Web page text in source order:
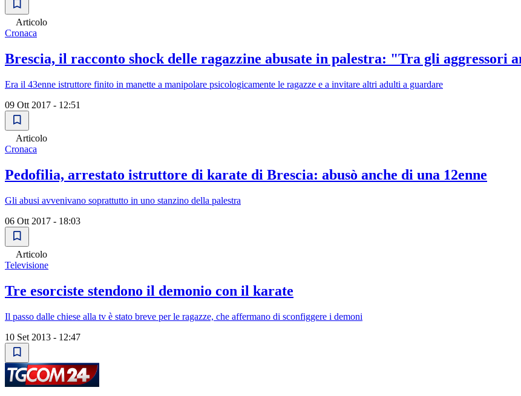
Articolo
Cronaca
Brescia, il racconto shock delle ragazzine abusate in palestra: "Tra gli aggressori
Era il 43enne istruttore finito in manette a manipolare psicologicamente le ragazze e a invitare altri adulti a guardare
09 Ott 2017 - 12:51
Articolo
Cronaca
Pedofilia, arrestato istruttore di karate di Brescia: abusò anche di una 12enne
Gli abusi avvenivano soprattutto in uno stanzino della palestra
06 Ott 2017 - 18:03
Articolo
Televisione
Tre esorciste stendono il demonio con il karate
Il passo dalle chiese alla tv è stato breve per le ragazze, che affermano di sconfiggere i demoni
10 Set 2013 - 12:47